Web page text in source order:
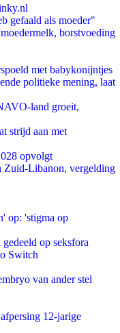
gefaald als moeder"
borstvoeding
met babykonijntjes
politieke mening, laat
land groeit,
strijd aan met
opvolgt
Zuid-Libanon, vergelding
op: 'stigma op
op seksfora
Switch
van ander stel
12-jarige